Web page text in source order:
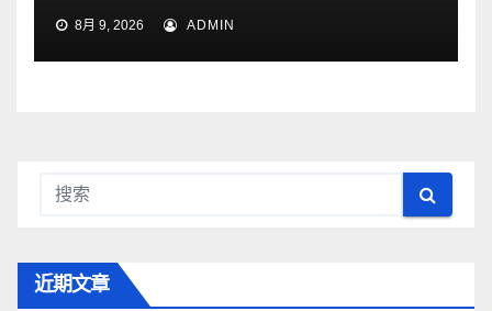
8月 9, 2026 ADMIN
近期文章